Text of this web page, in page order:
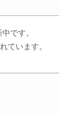
です。
ています。